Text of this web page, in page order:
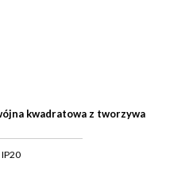
kwadratowa z tworzywa
IP20